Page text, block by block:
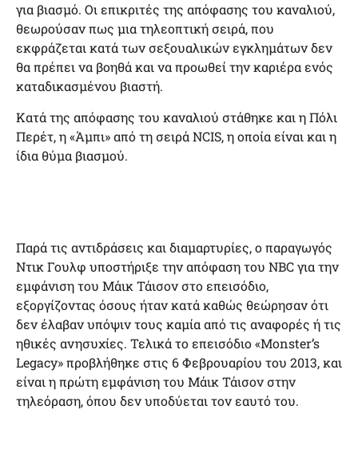
για βιασμό. Οι επικριτές της απόφασης του καναλιού,
θεωρούσαν πως μια τηλεοπτική σειρά, που
εκφράζεται κατά των σεξουαλικών εγκλημάτων δεν
θα πρέπει να βοηθά και να προωθεί την καριέρα ενός
καταδικασμένου βιαστή.
Κατά της απόφασης του καναλιού στάθηκε και η Πόλι
Περέτ, η «Άμπι» από τη σειρά NCIS, η οποία είναι και η
ίδια θύμα βιασμού.
Παρά τις αντιδράσεις και διαμαρτυρίες, ο παραγωγός
Ντικ Γουλφ υποστήριξε την απόφαση του NBC για την
εμφάνιση του Μάικ Τάισον στο επεισόδιο,
εξοργίζοντας όσους ήταν κατά καθώς θεώρησαν ότι
δεν έλαβαν υπόψιν τους καμία από τις αναφορές ή τις
ηθικές ανησυχίες. Τελικά το επεισόδιο «Monster’s
Legacy» προβλήθηκε στις 6 Φεβρουαρίου του 2013, και
είναι η πρώτη εμφάνιση του Μάικ Τάισον στην
τηλεόραση, όπου δεν υποδύεται τον εαυτό του.